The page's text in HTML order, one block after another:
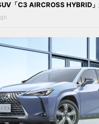
「C3 AIRCROSS HYBRID